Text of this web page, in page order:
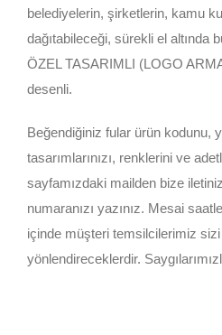
belediyelerin, şirketlerin, kamu
dağıtabileceği, sürekli el altında
ÖZEL TASARIMLI (LOGO
desenli.
Beğendiğiniz fular ürün kodunu,
tasarımlarınızı, renklerini ve
sayfamızdaki mailden bize
numaranızı yazınız. Mesai
içinde müşteri temsilcilerimiz
yönlendireceklerdir.